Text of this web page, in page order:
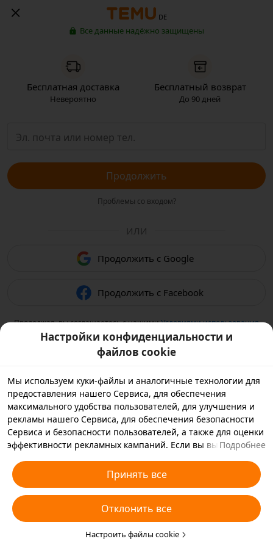
DE
Все данные надёжно защищены
Бесплатная доставка
Невероятно
Бесплатный возврат
До 90 дней
Продолжить
Проблемы со входом?
ИЛИ
Продолжить с Google
Продолжить с Facebook
Продолжая, вы соглашаетесь с нашимиУсловиями использования
и подтверждаете, что прочитали нашу Политику
конфиденциальности
Настройки конфиденциальности и
файлов cookie
Мы используем куки-файлы и аналогичные технологии для
предоставления нашего Сервиса, для обеспечения
максимального удобства пользователей, для улучшения и
рекламы нашего Сервиса, для обеспечения безопасности
Сервиса и безопасности пользователей, а также для оценки
эффективности рекламных кампаний. Если вы выбираете
с которыми мы работаем, будем хранить куки-файлы и
использовать аналогичные технологии на вашем
устройстве в рекламных целях. Вы также можете выбрать
«Отклонить все», чтобы отклонить все необязательные
куки-файлы, или выбрать, какие типы куки-файлов
необходимо принять или отклонить. Для этого нажмите
Подробнее
Принять все
Отклонить все
Настроить файлы cookie